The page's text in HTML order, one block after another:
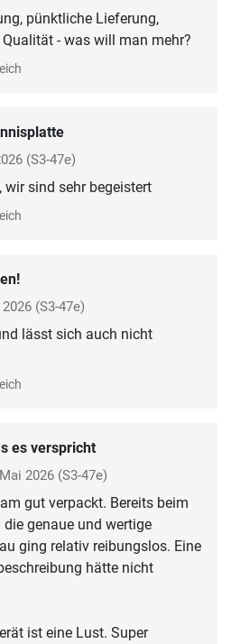
pünktliche Lieferung,
- was will man mehr?
(S3-47e)
sind sehr begeistert
(S3-47e)
lässt sich auch nicht
es verspricht
Mai 2026 (S3-47e)
gut verpackt. Bereits beim
genaue und wertige
ging relativ reibungslos. Eine
hätte nicht
ist eine Lust. Super